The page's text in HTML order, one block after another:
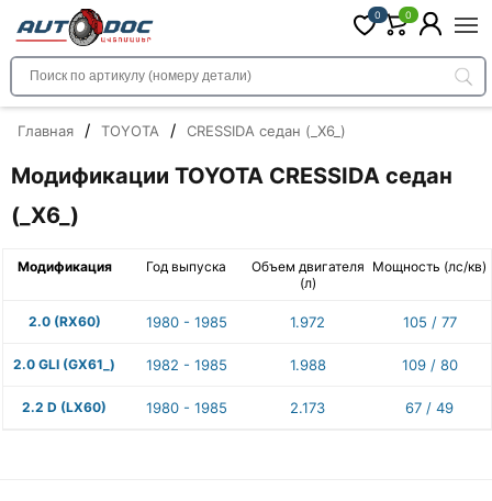
0 0
Главная / TOYOTA / CRESSIDA седан (_X6_)
Модификации TOYOTA CRESSIDA седан
(_X6_)
Модификация Год выпуска
Объем двигателя
(л)
Мощность (лс/кв)
2.0 (RX60) 1980 - 1985 1.972 105 / 77
2.0 GLI (GX61_) 1982 - 1985 1.988 109 / 80
2.2 D (LX60) 1980 - 1985 2.173 67 / 49